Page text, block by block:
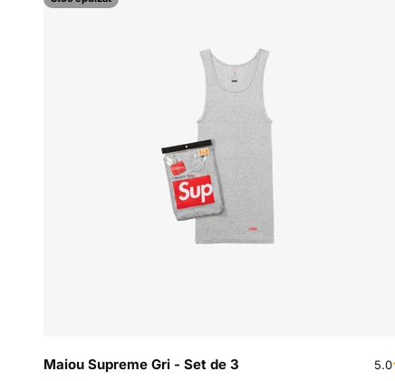
Maiou Supreme Gri - Set de 3 5.0